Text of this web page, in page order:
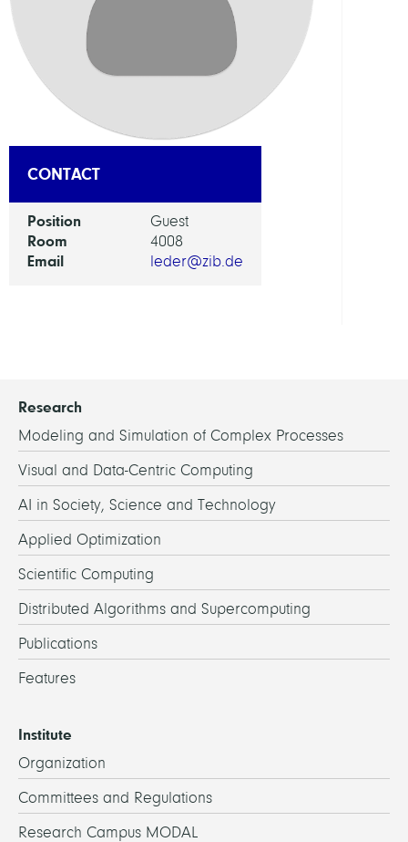
CONTACT
Position Guest
Room 4008
Email leder@zib.de
Research
Modeling and Simulation of Complex Processes
Visual and Data-Centric Computing
AI in Society, Science and Technology
Applied Optimization
Scientific Computing
Distributed Algorithms and Supercomputing
Publications
Features
Institute
Organization
Committees and Regulations
Research Campus MODAL